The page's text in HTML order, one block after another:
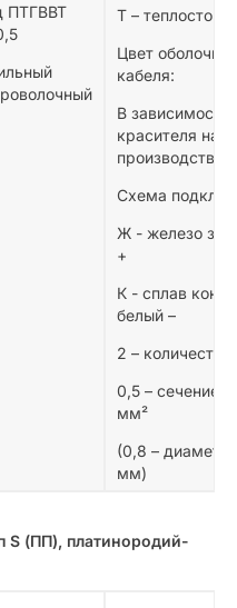
ПТГВВТ
Т –
Цвет оболочки
кабеля:
В зависимости
красителя на
производстве
Схема
Ж - железо
+
К - сплав
белый –
2 –
0,5 – сечение
мм²
(0,8 – диаметр
мм)
S (ПП), платинородий-